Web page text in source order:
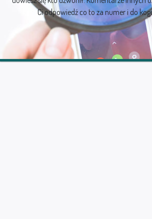
Ci odpowiedź co to za numer i do